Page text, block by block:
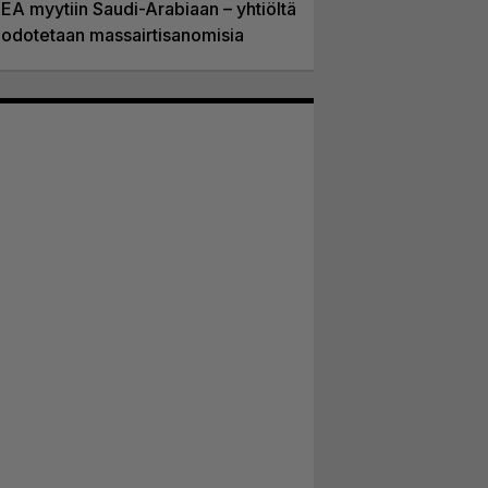
EA myytiin Saudi-Arabiaan – yhtiöltä
odotetaan massairtisanomisia